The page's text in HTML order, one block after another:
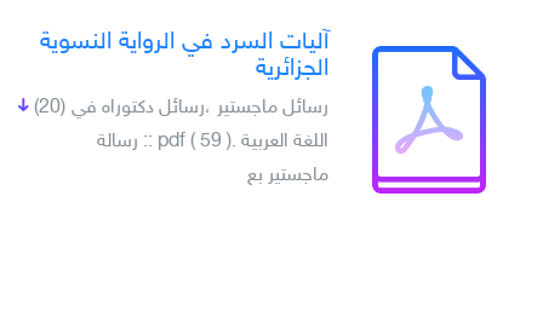
آليات السرد في الرواية النسوية
الجزائرية
(20) رسائل ماجستير ،رسائل دكتوراه في
اللغة العربية .pdf ( 59 ) :: رسالة
ماجستير بع